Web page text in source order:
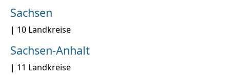
Sachsen
| 10 Landkreise
Sachsen-Anhalt
| 11 Landkreise